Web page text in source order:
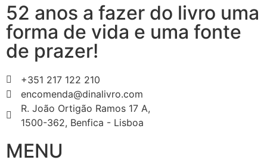
52 anos a fazer do livro uma
forma de vida e uma fonte
de prazer!
+351 217 122 210
encomenda@dinalivro.com
R. João Ortigão Ramos 17 A,
1500-362, Benfica - Lisboa
MENU